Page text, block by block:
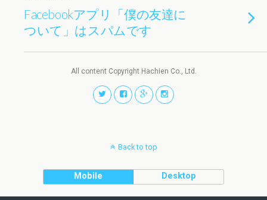
Facebookアプリ「僕の友達に
ついて」はスパムです
All content Copyright Hachien Co., Ltd.
Back to top
Mobile Desktop